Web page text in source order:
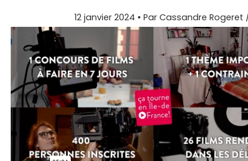
12 janvier 2024 • Par Cassandre Rogeret